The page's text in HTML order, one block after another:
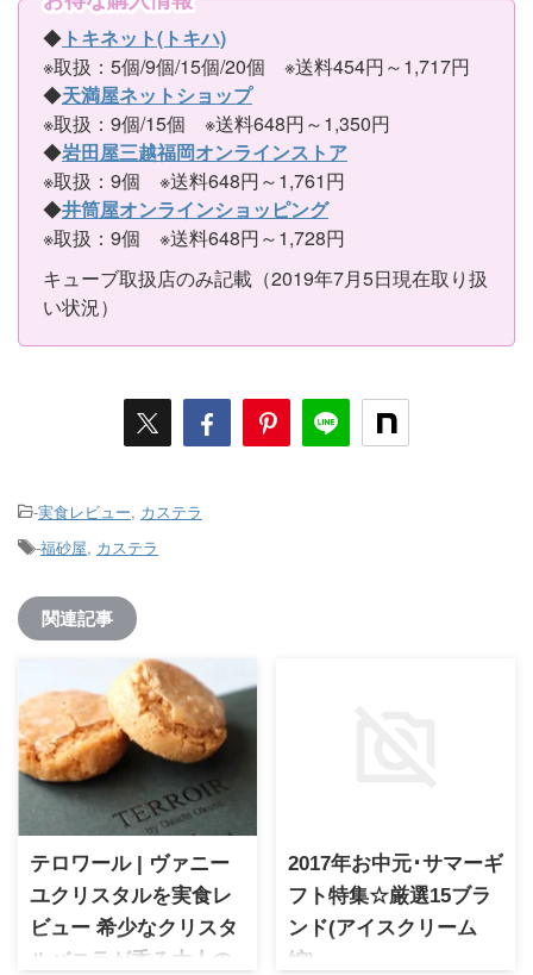
◆ トキネット(トキハ)
※取扱：5個/9個/15個/20個 ※送料454円～1,717円
◆天満屋ネットショップ
※取扱：9個/15個 ※送料648円～1,350円
◆岩田屋三越福岡オンラインストア
※取扱：9個 ※送料648円～1,761円
◆井筒屋オンラインショッピング
※取扱：9個 ※送料648円～1,728円
キューブ取扱店のみ記載（2019年7月5日現在取り扱
い状況）
-実食レビュー, カステラ
-福砂屋, カステラ
関連記事
テロワール | ヴァニー
ユクリスタルを実食レ
ビュー 希少なクリスタ
ルバニラが香る大人の
2017年お中元･サマーギ
フト特集☆厳選15ブラ
ンド(アイスクリーム
編)